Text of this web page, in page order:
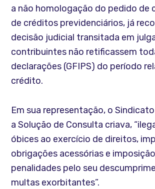
a não homologação do pedido de
de créditos previdenciários, já
decisão judicial transitada em
contribuintes não retificassem
declarações (GFIPS) do período
crédito.
Em sua representação, o
a Solução de Consulta criava,
óbices ao exercício de direitos,
obrigações acessórias e
penalidades pelo seu
multas exorbitantes”.